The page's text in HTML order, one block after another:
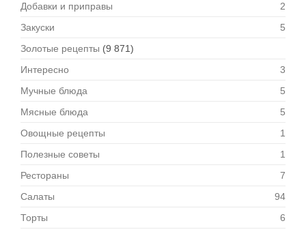
Добавки и приправы
2
Закуски
5
Золотые рецепты (9 871)
Интересно
3
Мучные блюда
5
Мясные блюда
5
Овощные рецепты
1
Полезные советы
1
Рестораны
7
Салаты
94
Торты
6